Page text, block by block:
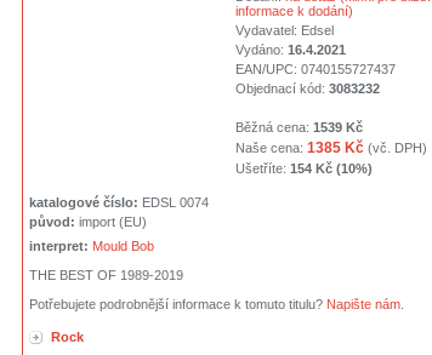
informace k dodání)
Vydavatel: Edsel
Vydáno: 16.4.2021
EAN/UPC: 0740155727437
Objednací kód: 3083232
Běžná cena: 1539 Kč
Naše cena: 1385 Kč (vč. DPH)
Ušetříte: 154 Kč (10%)
katalogové číslo: EDSL 0074
původ: import (EU)
interpret: Mould Bob
THE BEST OF 1989-2019
Potřebujete podrobnější informace k tomuto titulu? Napište nám
Rock